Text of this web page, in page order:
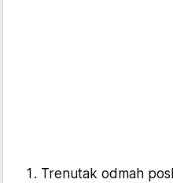
Trenutak odmah